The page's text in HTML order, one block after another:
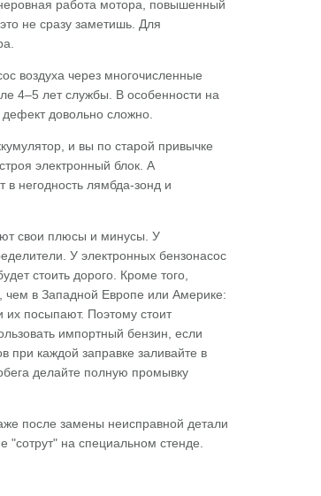
работа мотора, повышенный
не сразу заметишь. Для
воздуха через многочисленные
4–5 лет службы. В особенности на
довольно сложно.
и вы по старой привычке
электронный блок. А
в негодность лямбда-зонд и
свои плюсы и минусы. У
У электронных бензонасос
стоить дорого. Кроме того,
чем в Западной Европе или Америке:
их посыпают. Поэтому стоит
импортный бензин, если
при каждой заправке заливайте в
делайте полную промывку
после замены неисправной детали
на специальном стенде.